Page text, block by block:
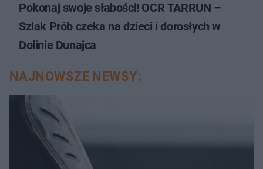
Pokonaj swoje słabości! OCR TARRUN –
Szlak Prób czeka na dzieci i dorosłych w
Dolinie Dunajca
NAJNOWSZE NEWSY: